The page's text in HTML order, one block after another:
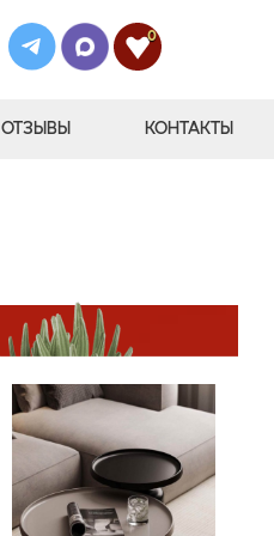
0
ОТЗЫВЫ КОНТАКТЫ